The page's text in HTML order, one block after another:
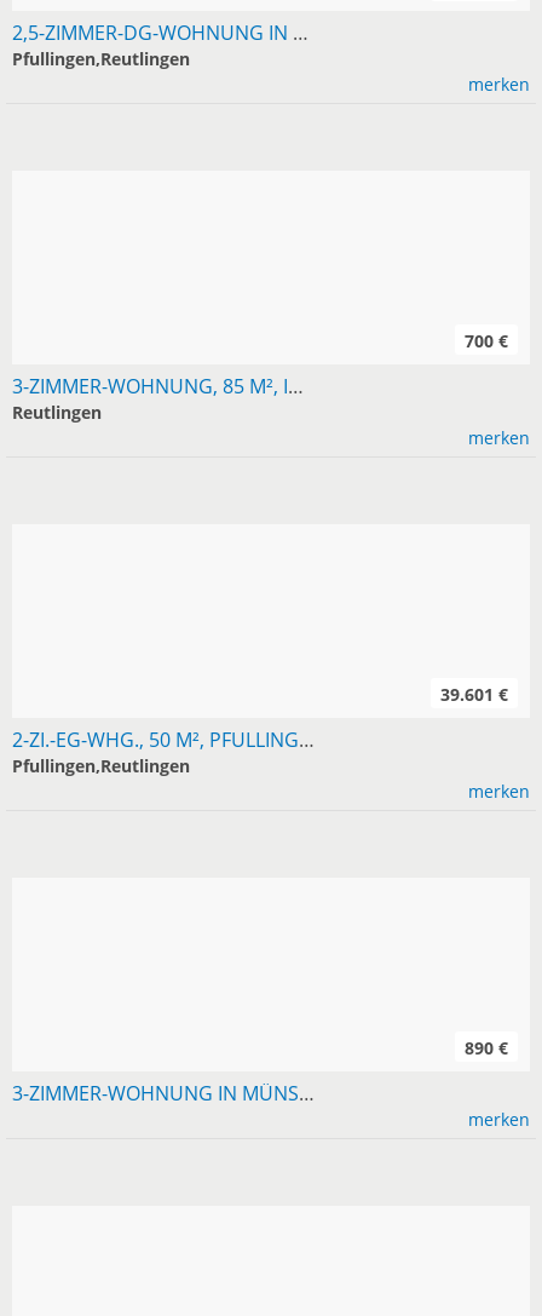
2,5-ZIMMER-DG-WOHNUNG IN PFULLINGEN, 42 M²
Pfullingen,Reutlingen
merken
3-ZIMMER-WOHNUNG, 85 M², INNENSTADT REUTLINGEN
700 €
Reutlingen
merken
2-ZI.-EG-WHG., 50 M², PFULLINGEN-GEORGENBERG, MIT FB-HEIZ., FREISITZ, EBK, KOMPL. BAD, SEP. WC, FREI AB 1.8., AN NR, KM 600,+ NK 200,- . NR. Z 39601...
39.601 €
Pfullingen,Reutlingen
merken
3-ZIMMER-WOHNUNG IN MÜNSINGEN MIT BALKON
890 €
merken